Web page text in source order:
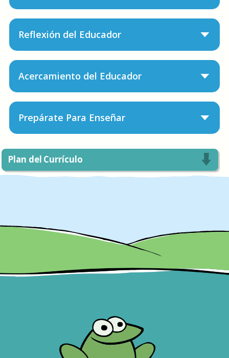
Reflexión del Educador
Acercamiento del Educador
Prepárate Para Enseñar
Plan del Currículo